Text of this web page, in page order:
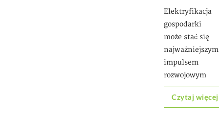
Elektryfikacja
gospodarki
może stać się
najważniejszym
impulsem
rozwojowym
Czytaj więcej